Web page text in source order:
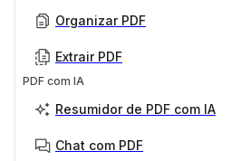
Organizar PDF
Extrair PDF
PDF com IA
Resumidor de PDF com IA
Chat com PDF